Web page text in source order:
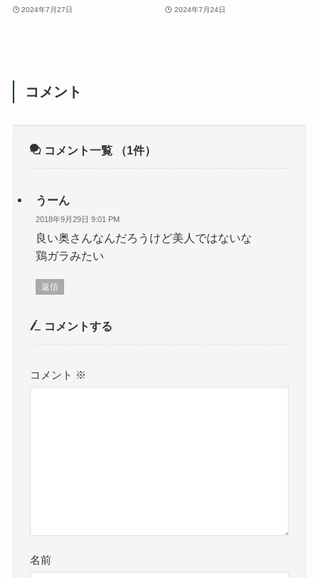
2024年7月27日 2024年7月24日
コメント
コメント一覧 （1件）
うーん
2018年9月29日 9:01 PM
良い奥さんなんだろうけど美人ではないな
鶏ガラみたい
返信
コメントする
コメント ※
名前